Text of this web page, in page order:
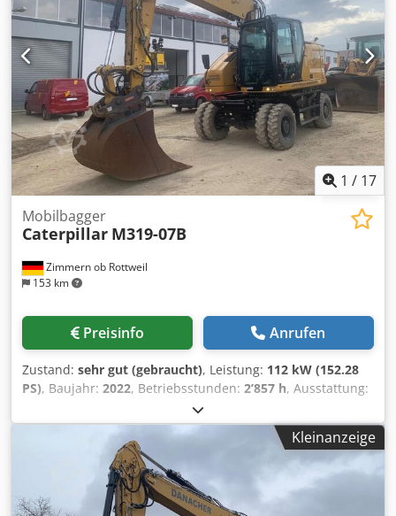
1 / 17
Zimmern ob Rottweil
153 km
Mobilbagger
Caterpillar M319-07B
Preisinfo Anrufen
Zustand: sehr gut (gebraucht), Leistung: 112 kW (152.28
PS), Baujahr: 2022, Betriebsstunden: 2’857 h, Ausstattung:
, CATERPILLAR M319-07B Baujahr 2022
Betriebsstunden 2.857 std. Geschlossene Kabine Crsdpfx
Asyin Dbjg Iof Klimaanlage Radio Rück- und Seitenkamera
Verstellausleger Stiel: 2,50m. Vollverrohrung (Hammer-,
Greifer-, Schere-) Schnellwechsler OQ70/55 1 x Löffel
Zentralschmieranlage Reifengröße: 10.00-20 ca. 30%
Kleinanzeige